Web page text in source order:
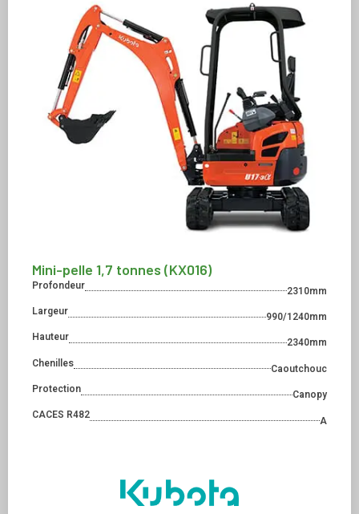
Mini-pelle 1,7 tonnes (KX016)
Profondeur
2310mm
Largeur
990/1240mm
Hauteur
2340mm
Chenilles
Caoutchouc
Protection
Canopy
CACES R482
A